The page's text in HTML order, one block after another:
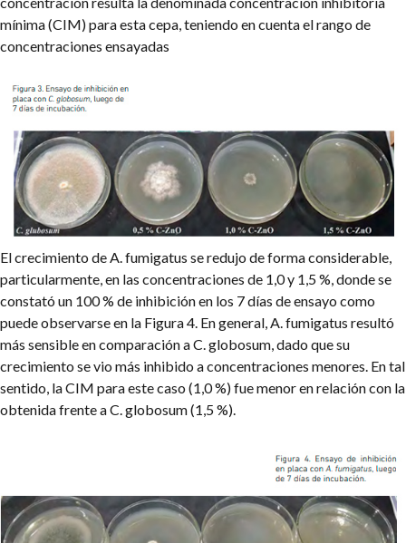
mínima (CIM) para esta cepa, teniendo en cuenta el rango de
concentraciones ensayadas
El crecimiento de A. fumigatus se redujo de forma considerable,
particularmente, en las concentraciones de 1,0 y 1,5 %, donde se
constató un 100 % de inhibición en los 7 días de ensayo como
puede observarse en la Figura 4. En general, A. fumigatus resultó
más sensible en comparación a C. globosum, dado que su
crecimiento se vio más inhibido a concentraciones menores. En tal
sentido, la CIM para este caso (1,0 %) fue menor en relación con la
obtenida frente a C. globosum (1,5 %).